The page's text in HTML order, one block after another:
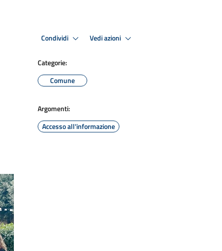
Condividi Vedi azioni
Categorie:
Comune
Argomenti:
Accesso all'informazione